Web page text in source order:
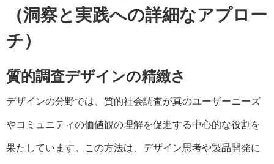
（洞察と実践への詳細なアプロー
チ）
質的調査デザインの精緻さ
デザインの分野では、質的社会調査が真のユーザーニーズ
やコミュニティの価値観の理解を促進する中心的な役割を
果たしています。この方法は、デザイン思考や製品開発に